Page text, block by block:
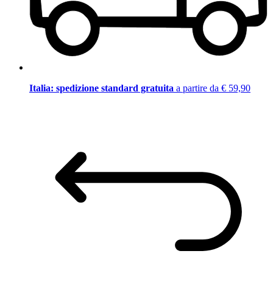
Italia: spedizione standard gratuita a partire da € 59,90